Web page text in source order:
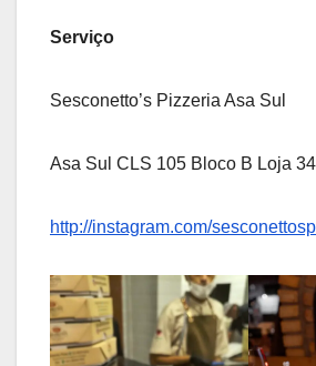
Serviço
Sesconetto’s Pizzeria Asa Sul
Asa Sul CLS 105 Bloco B Loja 34
http://instagram.com/